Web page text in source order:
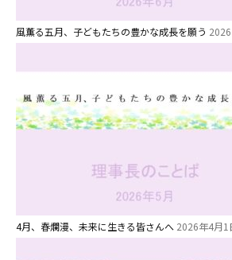
風薫る五月、子どもたちの豊かな成長を願う
4月、春爛漫、未来に生きる皆さんへ 2026年4月1
お知らせ
園児募集要項
教職員募集